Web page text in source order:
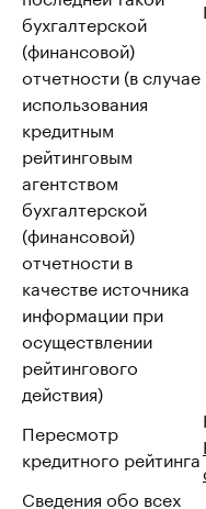
бухгалтерской
(финансовой)
отчетности (в случае
использования
кредитным
рейтинговым
агентством
бухгалтерской
(финансовой)
отчетности в
качестве источника
информации при
осуществлении
рейтингового
действия)
Пересмотр
кредитного рейтинга
Сведения обо всех